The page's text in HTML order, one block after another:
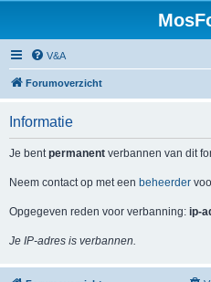
V&A
Forumoverzicht
Informatie
Je bentpermanent verbannen van dit
Neem contact op met een beheerder
Opgegeven reden voor verbanning: ip-
Je IP-adres is verbannen.